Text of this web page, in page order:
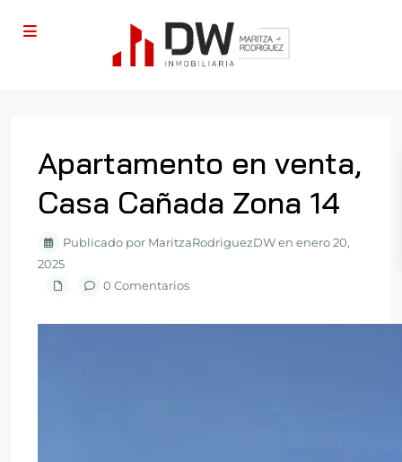
Apartamento en venta,
Casa Cañada Zona 14
Publicado por MaritzaRodriguezDW en enero 20,
2025
0 Comentarios